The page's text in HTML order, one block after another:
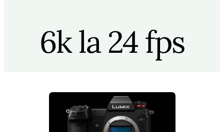
6k la 24 fps